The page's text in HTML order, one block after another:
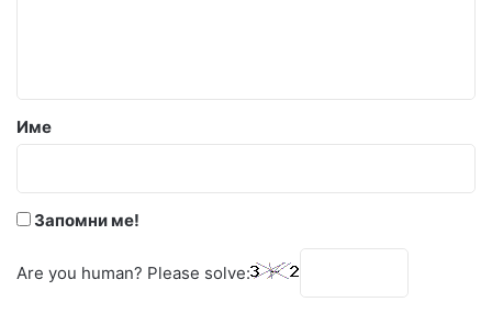
р
:
Име
Запомни ме!
Are you human? Please solve: